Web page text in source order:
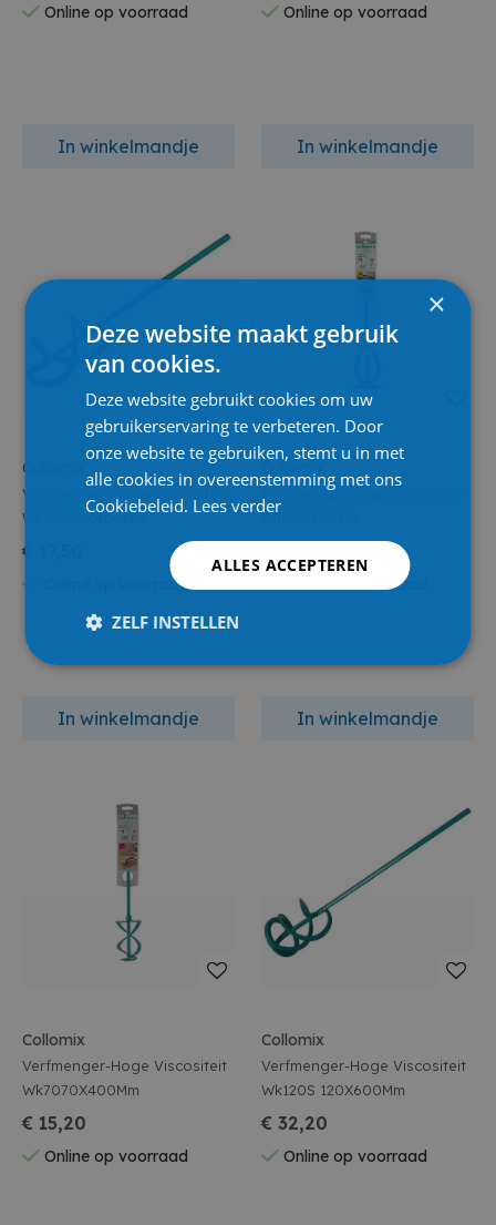
Online op voorraad
In winkelmandje
Online op voorraad
In winkelmandje
Collomix
Verfmenger-Hoge Viscositeit
Wk90 90X400Mm
€ 17,50
Online op voorraad
In winkelmandje
Collomix
Verfmenger Lage Viscositeit
Fm80X400Mm
Online op voorraad
In winkelmandje
Collomix
Verfmenger-Hoge Viscositeit
Wk7070X400Mm
€ 15,20
Online op voorraad
Collomix
Verfmenger-Hoge Viscositeit
Wk120S 120X600Mm
€ 32,20
Online op voorraad
×
Deze website maakt gebruik
van cookies.
Deze website gebruikt cookies om uw
gebruikerservaring te verbeteren. Door
onze website te gebruiken, stemt u in met
alle cookies in overeenstemming met ons
Cookiebeleid. Lees verder
ALLES ACCEPTEREN
ZELF INSTELLEN